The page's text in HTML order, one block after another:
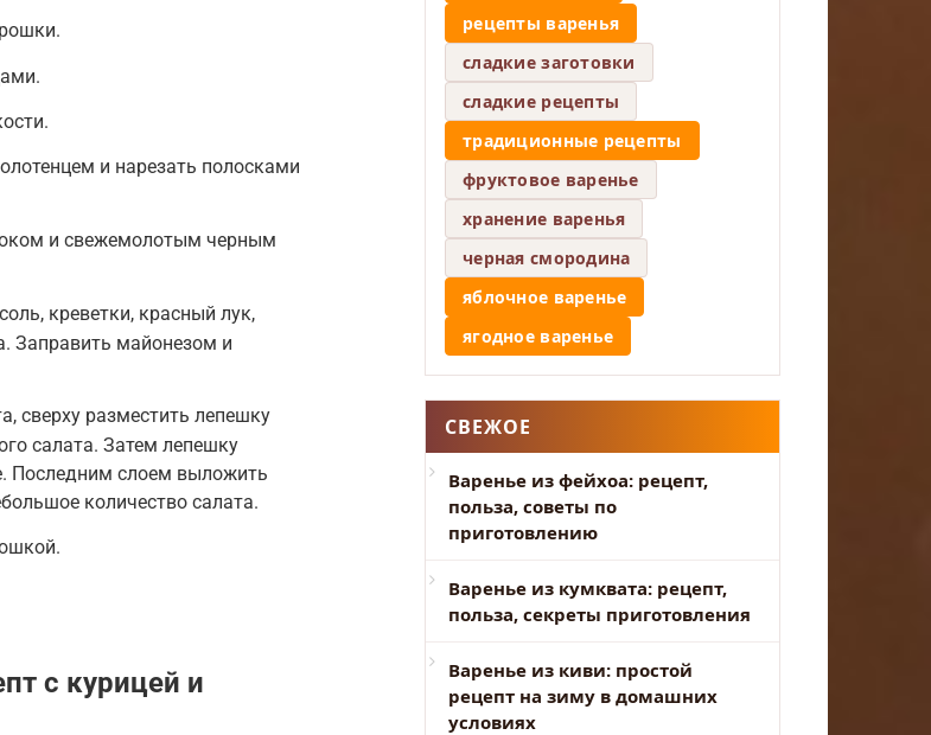
и нарезать полосками
и свежемолотым черным
креветки, красный лук,
Заправить майонезом и
сверху разместить лепешку
салата. Затем лепешку
Последним слоем выложить
количество салата.
с курицей и
рецепты варенья
сладкие заготовки
сладкие рецепты
традиционные рецепты
фруктовое варенье
хранение варенья
черная смородина
яблочное варенье
ягодное варенье
СВЕЖОЕ
Варенье из фейхоа: рецепт,
польза, советы по
приготовлению
Варенье из кумквата: рецепт,
польза, секреты приготовления
Варенье из киви: простой
рецепт на зиму в домашних
условиях